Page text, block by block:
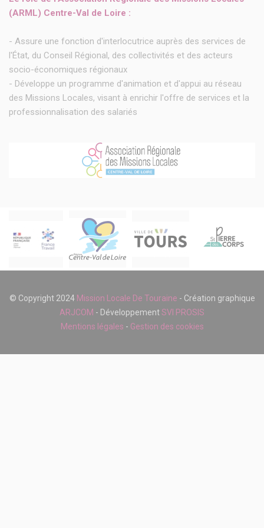
(ARML) Centre-Val de Loire :
- Assure une fonction d'interlocutrice auprès des services de
l'État, du Conseil Régional, des collectivités et des acteurs
socio-économiques régionaux
- Développe un programme d'animation et d'appui au réseau
des Missions Locales, visant à enrichir l'offre de services et la
professionnalisation des salariés
© Copyright 2024 Mission Locale De Touraine - Création graphique
ARJCOM - DéveloppementSVI PROSIS
Mentions légales - Gestion des cookies